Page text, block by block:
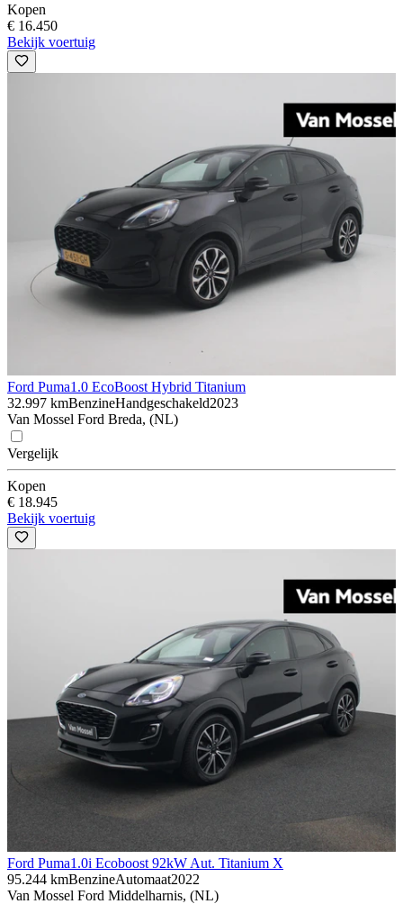
Kopen
€ 16.450
Bekijk voertuig
Ford Puma1.0 EcoBoost Hybrid Titanium
32.997 kmBenzineHandgeschakeld2023
Van Mossel Ford Breda, (NL)
Vergelijk
Kopen
€ 18.945
Bekijk voertuig
Ford Puma1.0i Ecoboost 92kW Aut. Titanium X
95.244 kmBenzineAutomaat2022
Van Mossel Ford Middelharnis, (NL)